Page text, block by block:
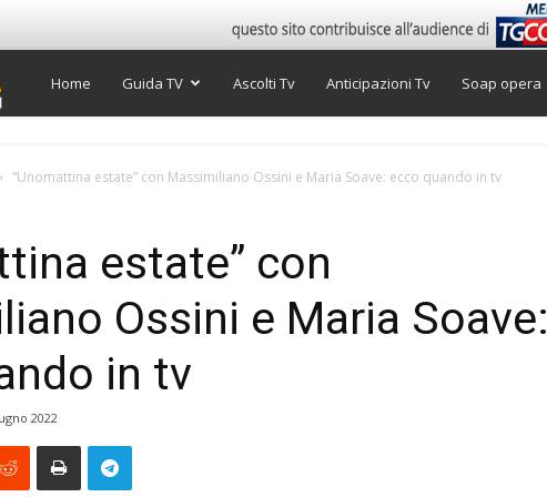
Super
Home Guida TV Ascolti Tv Anticipazioni Tv Soap opera
“Unomattina estate” con Massimiliano Ossini e Maria Soave: ecco quando in tv
estate” con
Ossini e Maria Soave:
in tv
2022